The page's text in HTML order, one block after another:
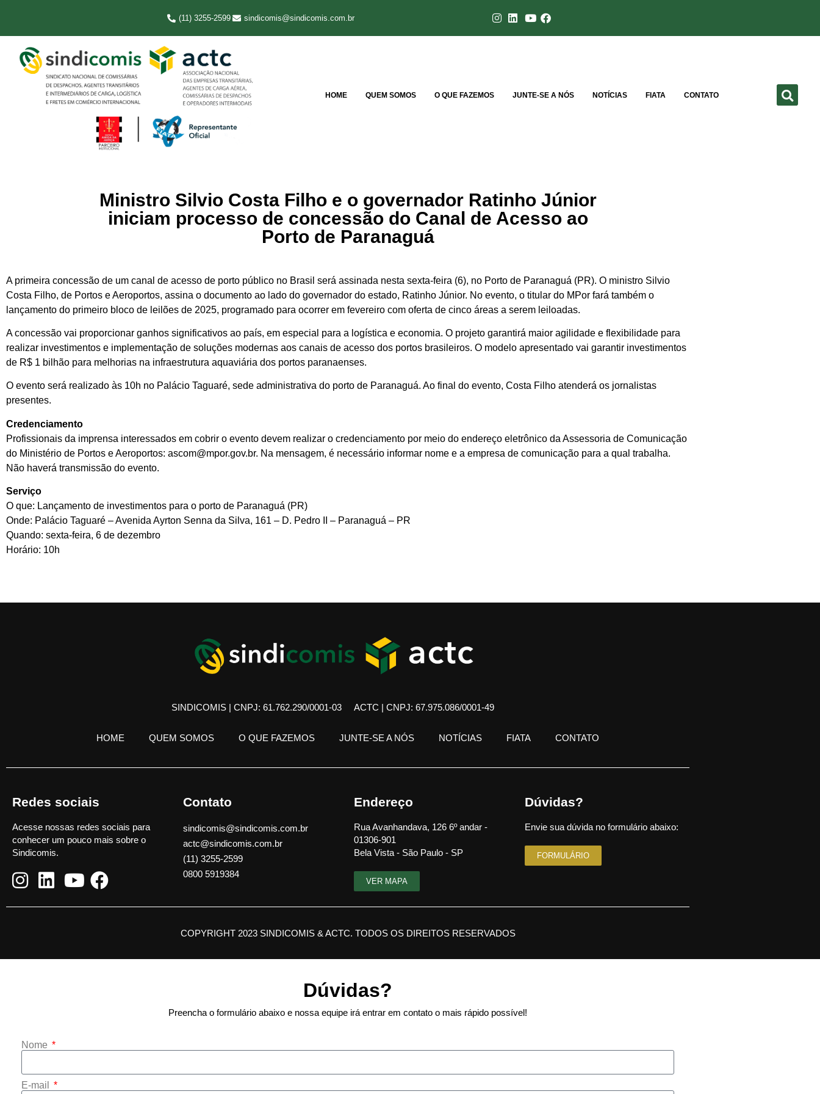
(11) 3255-2599 sindicomis@sindicomis.com.br
HOME QUEM SOMOS O QUE FAZEMOS JUNTE-SE A NÓS NOTÍCIAS FIATA CONTATO
Ministro Silvio Costa Filho e o governador Ratinho Júnior
iniciam processo de concessão do Canal de Acesso ao
Porto de Paranaguá
A primeira concessão de um canal de acesso de porto público no Brasil será assinada nesta sexta-feira (6), no Porto de Paranaguá (PR). O ministro Silvio
Costa Filho, de Portos e Aeroportos, assina o documento ao lado do governador do estado, Ratinho Júnior. No evento, o titular do MPor fará também o
lançamento do primeiro bloco de leilões de 2025, programado para ocorrer em fevereiro com oferta de cinco áreas a serem leiloadas.
A concessão vai proporcionar ganhos significativos ao país, em especial para a logística e economia. O projeto garantirá maior agilidade e flexibilidade para
realizar investimentos e implementação de soluções modernas aos canais de acesso dos portos brasileiros. O modelo apresentado vai garantir investimentos
de R$ 1 bilhão para melhorias na infraestrutura aquaviária dos portos paranaenses.
O evento será realizado às 10h no Palácio Taguaré, sede administrativa do porto de Paranaguá. Ao final do evento, Costa Filho atenderá os jornalistas
presentes.
Credenciamento
Profissionais da imprensa interessados em cobrir o evento devem realizar o credenciamento por meio do endereço eletrônico da Assessoria de Comunicação
do Ministério de Portos e Aeroportos: ascom@mpor.gov.br. Na mensagem, é necessário informar nome e a empresa de comunicação para a qual trabalha.
Não haverá transmissão do evento.
Serviço
O que: Lançamento de investimentos para o porto de Paranaguá (PR)
Onde: Palácio Taguaré – Avenida Ayrton Senna da Silva, 161 – D. Pedro II – Paranaguá – PR
Quando: sexta-feira, 6 de dezembro
Horário: 10h
SINDICOMIS | CNPJ: 61.762.290/0001-03 ACTC | CNPJ: 67.975.086/0001-49
HOME QUEM SOMOS O QUE FAZEMOS JUNTE-SE A NÓS NOTÍCIAS FIATA CONTATO
Redes sociais
Acesse nossas redes sociais para
conhecer um pouco mais sobre o
Sindicomis.
Contato
sindicomis@sindicomis.com.br
actc@sindicomis.com.br
(11) 3255-2599
0800 5919384
Endereço
Rua Avanhandava, 126 6º andar -
01306-901
Bela Vista - São Paulo - SP
VER MAPA
Dúvidas?
Envie sua dúvida no formulário abaixo:
FORMULÁRIO
COPYRIGHT 2023 SINDICOMIS & ACTC. TODOS OS DIREITOS RESERVADOS
Dúvidas?
Preencha o formulário abaixo e nossa equipe irá entrar em contato o mais rápido possível!
Nome
E-mail